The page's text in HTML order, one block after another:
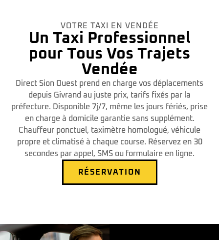
VOTRE TAXI EN VENDÉE
Un Taxi Professionnel
pour Tous Vos Trajets
Vendée
Direct Sion Ouest prend en charge vos déplacements
depuis Givrand au juste prix, tarifs fixés par la
préfecture. Disponible 7j/7, même les jours fériés, prise
en charge à domicile garantie sans supplément.
Chauffeur ponctuel, taximètre homologué, véhicule
propre et climatisé à chaque course. Réservez en 30
secondes par appel, SMS ou formulaire en ligne.
RÉSERVATION